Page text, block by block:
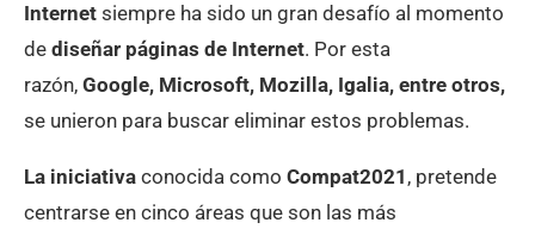
Internet siempre ha sido un gran desafío al momento
de diseñar páginas de Internet. Por esta
razón, Google, Microsoft, Mozilla, Igalia, entre otros,
se unieron para buscar eliminar estos problemas.
La iniciativa conocida como Compat2021 , pretende
centrarse en cinco áreas que son las más